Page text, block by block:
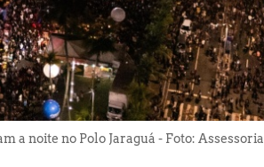
a noite no Polo Jaraguá - Foto: Assessoria